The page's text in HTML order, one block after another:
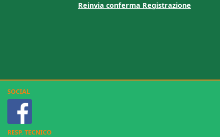
Reinvia conferma Registrazione
SOCIAL
RESP. TECNICO